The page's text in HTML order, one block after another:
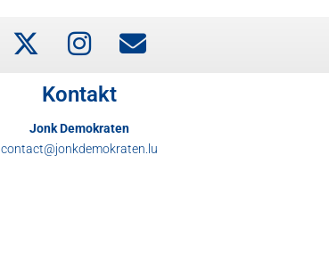
Kontakt
Jonk Demokraten
contact@jonkdemokraten.lu